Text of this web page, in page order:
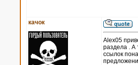
качок
Alex05
раздела . А
ссылок